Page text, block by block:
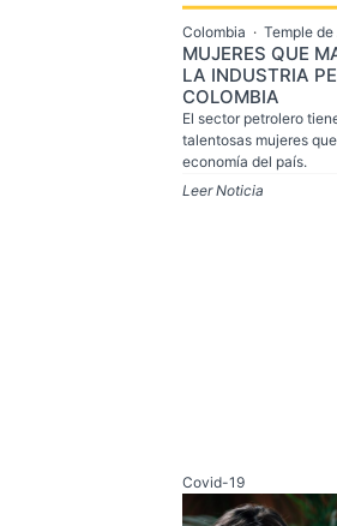
Colombia · Temple
MUJERES QUE
LA INDUSTRIA
COLOMBIA
El sector petrolero
talentosas mujeres
economía del país.
Leer Noticia
Covid-19